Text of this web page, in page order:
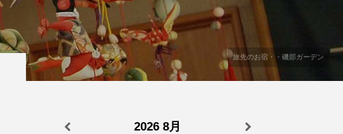
旅先のお宿・・磯部ガーデン
2026 8月